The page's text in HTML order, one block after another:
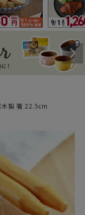
木製 箸 22.5cm